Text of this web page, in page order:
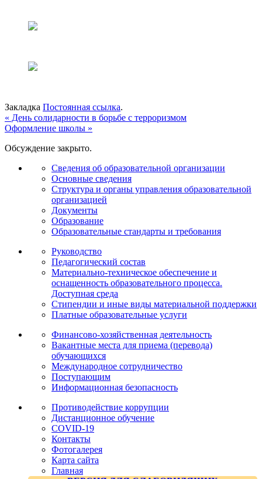
Закладка Постоянная ссылка.
« День солидарности в борьбе с терроризмом
Оформление школы »
Обсуждение закрыто.
Сведения об образовательной организации
Основные сведения
Структура и органы управления образовательной
организацией
Документы
Образование
Образовательные стандарты и требования
Руководство
Педагогический состав
Материально-техническое обеспечение и
оснащенность образовательного процесса.
Доступная среда
Стипендии и иные виды материальной поддержки
Платные образовательные услуги
Финансово-хозяйственная деятельность
Вакантные места для приема (перевода)
обучающихся
Международное сотрудничество
Поступающим
Информационная безопасность
Противодействие коррупции
Дистанционное обучение
COVID-19
Контакты
Фотогалерея
Карта сайта
Главная